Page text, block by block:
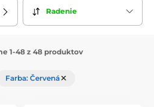
Radenie
1-48 z 48 produktov
Farba: Červená